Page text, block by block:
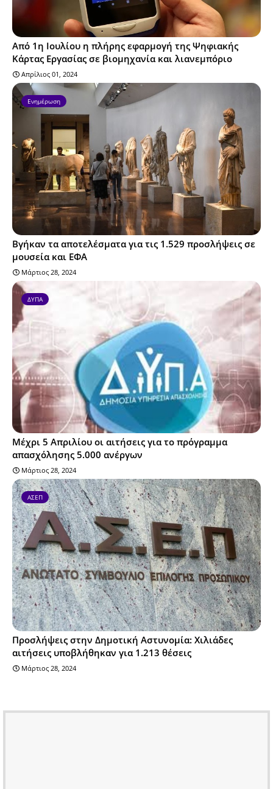
Από 1η Ιουλίου η πλήρης εφαρμογή της Ψηφιακής
Κάρτας Εργασίας σε βιομηχανία και λιανεμπόριο
Απρίλιος 01, 2024
Ενημέρωση
Βγήκαν τα αποτελέσματα για τις 1.529 προσλήψεις σε
μουσεία και ΕΦΑ
Μάρτιος 28, 2024
ΔΥΠΑ
Μέχρι 5 Απριλίου οι αιτήσεις για το πρόγραμμα
απασχόλησης 5.000 ανέργων
Μάρτιος 28, 2024
ΑΣΕΠ
Προσλήψεις στην Δημοτική Αστυνομία: Χιλιάδες
αιτήσεις υποβλήθηκαν για 1.213 θέσεις
Μάρτιος 28, 2024